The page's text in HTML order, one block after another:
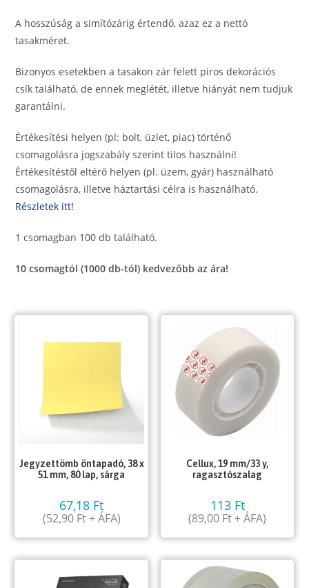
A hosszúság a simítózárig értendő, azaz ez a nettó
tasakméret.
Bizonyos esetekben a tasakon zár felett piros dekorációs
csík található, de ennek meglétét, illetve hiányát nem tudjuk
garantálni.
Értékesítési helyen (pl: bolt, üzlet, piac) történő
csomagolásra jogszabály szerint tilos használni!
Értékesítéstől eltérő helyen (pl. üzem, gyár) használható
csomagolásra, illetve háztartási célra is használható.
Részletek itt!
1 csomagban 100 db található.
10 csomagtól (1000 db-tól) kedvezőbb az ára!
Jegyzettömb öntapadó, 38 x
51 mm, 80 lap, sárga
67,18 Ft
(52,90 Ft+ ÁFA)
Cellux, 19 mm/33 y,
ragasztószalag
113 Ft
(89,00 Ft+ ÁFA)